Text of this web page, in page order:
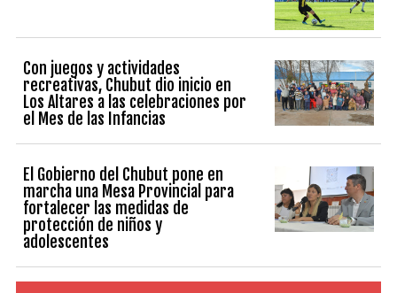
Con juegos y actividades
recreativas, Chubut dio inicio en
Los Altares a las celebraciones por
el Mes de las Infancias
El Gobierno del Chubut pone en
marcha una Mesa Provincial para
fortalecer las medidas de
protección de niños y
adolescentes